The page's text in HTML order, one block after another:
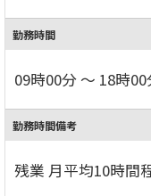
勤務時間
09時00分 ～ 18時00
勤務時間備考
残業 月平均10時間